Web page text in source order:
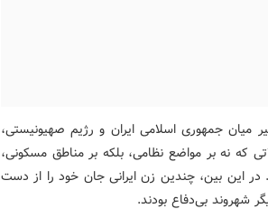
۱۲ روزه اخیر میان جمهوری اسلامی ایران و رژیم صهیونیستی،
که نه بر مواضع نظامی، بلکه بر مناطق مسکونی،
این بین، چندین زن ایرانی جان خود را از دست
شهروند بی‌دفاع بودند.